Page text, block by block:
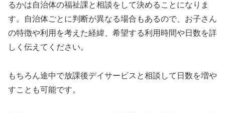
るかは自治体の福祉課と相談をして決めることになりま
す。自治体ごとに判断が異なる場合もあるので、お子さん
の特徴や利用を考えた経緯、希望する利用時間や日数を詳
しく伝えてください。
もちろん途中で放課後デイサービスと相談して日数を増や
すことも可能です。